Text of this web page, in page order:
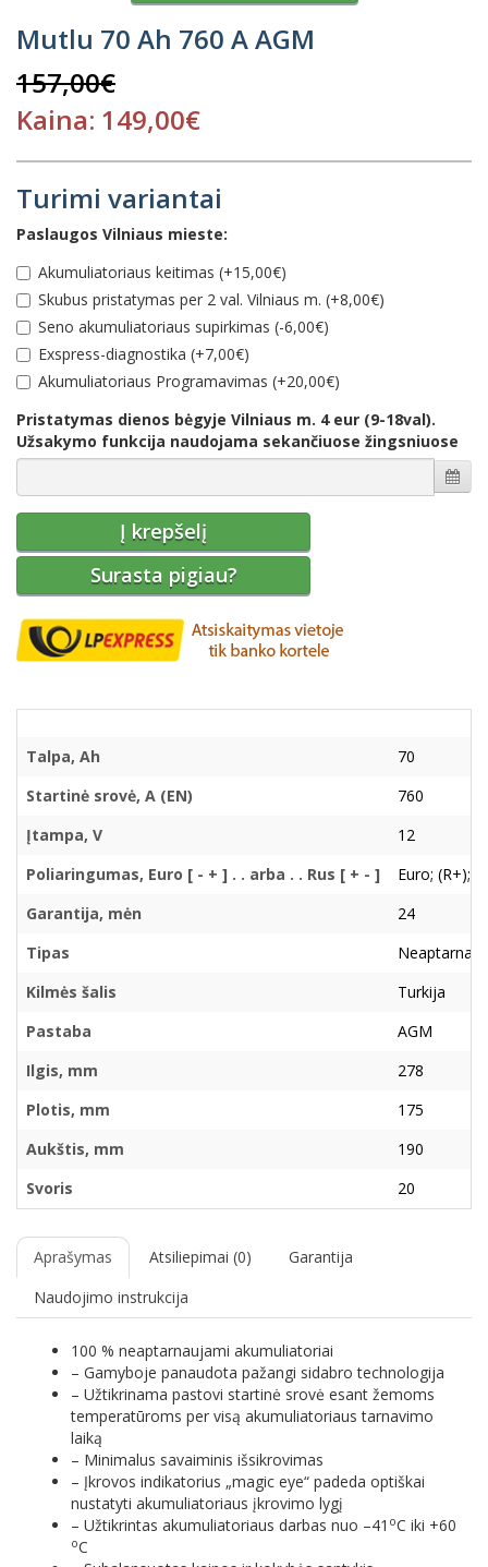
Mutlu 70 Ah 760 A AGM
157,00€
Kaina: 149,00€
Turimi variantai
Paslaugos Vilniaus mieste:
Akumuliatoriaus keitimas (+15,00€)
Skubus pristatymas per 2 val. Vilniaus m. (+8,00€)
Seno akumuliatoriaus supirkimas (-6,00€)
Еxspress-diagnostika (+7,00€)
Akumuliatoriaus Programavimas (+20,00€)
Pristatymas dienos bėgyje Vilniaus m. 4 eur (9-18val).
Užsakymo funkcija naudojama sekančiuose žingsniuose
Į krepšelį
Surasta pigiau?
Talpa, Ah
70
Startinė srovė, A (EN)
760
Įtampa, V
12
Poliaringumas, Euro [ - + ] . . arba . . Rus [ + - ]
Euro; (R+); (
Garantija, mėn
24
Tipas
Kilmės šalis
Turkija
Pastaba
AGM
Ilgis, mm
278
Plotis, mm
175
Aukštis, mm
190
Svoris
20
Aprašymas Atsiliepimai (0)
Garantija
Naudojimo instrukcija
100 % neaptarnaujami akumuliatoriai
– Gamyboje panaudota pažangi sidabro technologija
– Užtikrinama pastovi startinė srovė esant žemoms
temperatūroms per visą akumuliatoriaus tarnavimo
laiką
– Minimalus savaiminis išsikrovimas
– Įkrovos indikatorius „magic eye“ padeda optiškai
nustatyti akumuliatoriaus įkrovimo lygį
– Užtikrintas akumuliatoriaus darbas nuo –41 oC iki +60
oC